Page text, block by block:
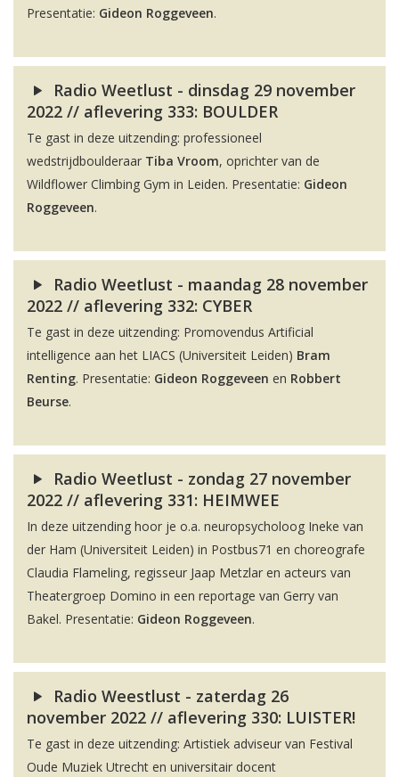
Presentatie: Gideon Roggeveen.
Radio Weetlust - dinsdag 29 november
2022 // aflevering 333: BOULDER
Te gast in deze uitzending: professioneel
wedstrijdboulderaar Tiba Vroom, oprichter van de
Wildflower Climbing Gym in Leiden. Presentatie: Gideon
Roggeveen.
Radio Weetlust - maandag 28 november
2022 // aflevering 332: CYBER
Te gast in deze uitzending: Promovendus Artificial
intelligence aan het LIACS (Universiteit Leiden) Bram
Renting. Presentatie: Gideon Roggeveen en Robbert
Beurse.
Radio Weetlust - zondag 27 november
2022 // aflevering 331: HEIMWEE
In deze uitzending hoor je o.a. neuropsycholoog Ineke van
der Ham (Universiteit Leiden) in Postbus71 en choreografe
Claudia Flameling, regisseur Jaap Metzlar en acteurs van
Theatergroep Domino in een reportage van Gerry van
Bakel. Presentatie: Gideon Roggeveen.
Radio Weestlust - zaterdag 26
november 2022 // aflevering 330: LUISTER!
Te gast in deze uitzending: Artistiek adviseur van Festival
Oude Muziek Utrecht en universitair docent